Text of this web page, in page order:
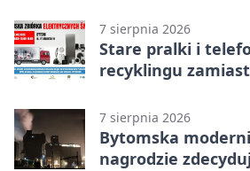
7 sierpnia 2026
Stare pralki i
recyklingu
7 sierpnia 2026
Bytomska
nagrodzie